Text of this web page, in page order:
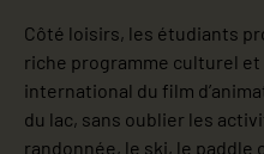
Côté loisirs, les étudiants
riche programme culturel
international du film
du lac, sans oublier les
randonnée, le ski, le paddle